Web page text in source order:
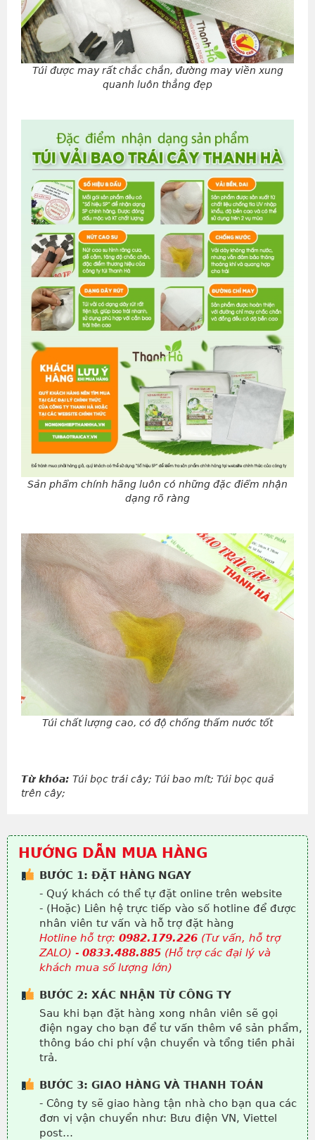
Túi được may rất chắc chắn, đường may viền xung
quanh luôn thẳng đẹp
Sản phẩm chính hãng luôn có những đặc điểm nhận
dạng rõ ràng
Túi chất lượng cao, có độ chống thấm nước tốt
Từ khóa: Túi bọc trái cây; Túi bao mít; Túi bọc quả
trên cây;
HƯỚNG DẪN MUA HÀNG
BƯỚC 1: ĐẶT HÀNG NGAY
- Quý khách có thể tự đặt online trên website
- (Hoặc) Liên hệ trực tiếp vào số hotline để được
nhân viên tư vấn và hỗ trợ đặt hàng
Hotline hỗ trợ: 0982.179.226 (Tư vấn, hỗ trợ
ZALO) - 0833.488.885 (Hỗ trợ các đại lý và
khách mua số lượng lớn)
BƯỚC 2: XÁC NHẬN TỪ CÔNG TY
Sau khi bạn đặt hàng xong nhân viên sẽ gọi
điện ngay cho bạn để tư vấn thêm về sản phẩm,
thông báo chi phí vận chuyển và tổng tiền phải
trả.
BƯỚC 3: GIAO HÀNG VÀ THANH TOÁN
- Công ty sẽ giao hàng tận nhà cho bạn qua các
đơn vị vận chuyển như: Bưu điện VN, Viettel
post…